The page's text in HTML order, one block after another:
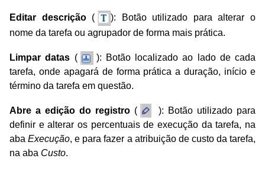
Editar descrição(
): Botão utilizado para alterar o
nome da tarefa ou agrupador de forma mais prática.
Limpar datas (
): Botão localizado ao lado de cada
tarefa, onde apagará de forma prática aduração, início e
término da tarefa em questão.
Abre a edição do registro (
): Botão utilizado para
definir e alterar os percentuais de execução da tarefa, na
aba Execução, e para fazer a atribuição de custo da tarefa,
na aba Custo.